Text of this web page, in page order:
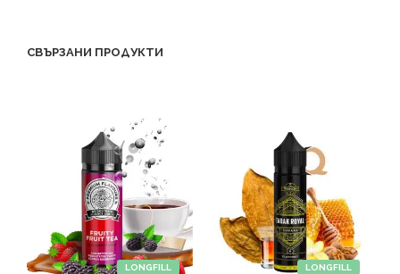
СВЪРЗАНИ ПРОДУКТИ
LONGFILL LONGFILL